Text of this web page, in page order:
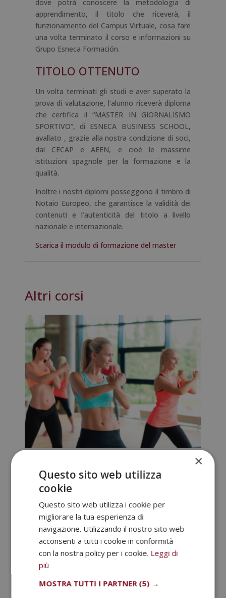
dove potrà conoscere la metodologia di
apprendimento, il titolo che riceverà, il
funzionamento del Campus Virtuale, cosa fare
una volta terminato il corso e informazioni su
Grupo Esneca Formación.
TITOLO OTTENUTO
Un volta terminati gli studi e aver superato la
prova di valutazione, l’alunno riceverà diploma
che certifica il “MASTER IN GIORNALISMO
SPORTIVO”, di ESNECA BUSINESS SCHOOL,
avallato , grazie alla nostra condizione di soci,
dal CECAP e AEEN, e cioè le massime
istituzioni spagnole per la formazione e la
qualità.
Inoltre i nostri diplomi posseggono il timbro di
Notaio Europeo, che garantisce la validità dei
contenuti e l’autenticità del titolo a livello
nazionale e internazionale.
Scarica il modulo di formazione del master
Altri corsi
Master in Coaching Sportivo – Doppio
Titolo –
1.520,00€ Il
prezzo
originale
era:
1.520,00€.
380,00
prezzo
attuale
è:
380,00€.
×
Questo sito web utilizza
cookie
Questo sito web utilizza i cookie per
migliorare la tua esperienza di
navigazione. Utilizzando il nostro sito web
acconsenti a tutti i cookie in conformità
con la nostra policy per i cookie. Leggi di
più
MOSTRA TUTTI I PARTNER (5) →